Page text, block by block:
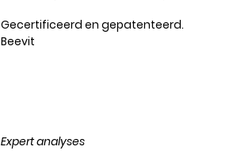
Gecertificeerd en gepatenteerd.
Beevit
Expert analyses